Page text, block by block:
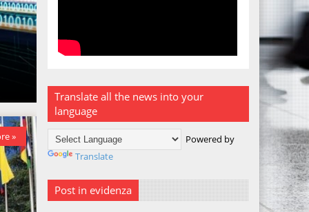
»
Translate all the news into your
language
Powered by
Translate
Post in evidenza